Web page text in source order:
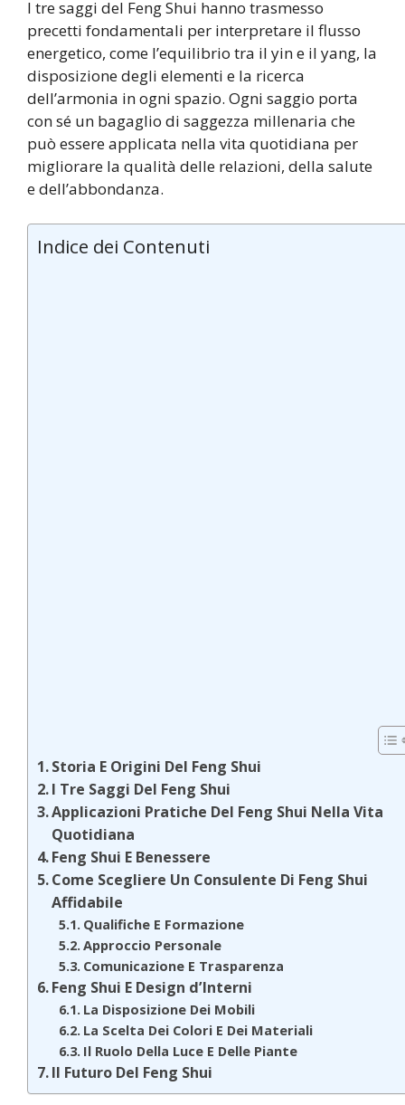
I tre saggi del Feng Shui hanno trasmesso
precetti fondamentali per interpretare il flusso
energetico, come l’equilibrio tra il yin e il yang, la
disposizione degli elementi e la ricerca
dell’armonia in ogni spazio. Ogni saggio porta
con sé un bagaglio di saggezza millenaria che
può essere applicata nella vita quotidiana per
migliorare la qualità delle relazioni, della salute
e dell’abbondanza.
Indice dei Contenuti
Storia E Origini Del Feng Shui
I Tre Saggi Del Feng Shui
Applicazioni Pratiche Del Feng Shui Nella Vita
Quotidiana
Feng Shui E Benessere
Come Scegliere Un Consulente Di Feng Shui
Affidabile
Qualifiche E Formazione
Approccio Personale
Comunicazione E Trasparenza
Feng Shui E Design d’Interni
La Disposizione Dei Mobili
La Scelta Dei Colori E Dei Materiali
Il Ruolo Della Luce E Delle Piante
Il Futuro Del Feng Shui